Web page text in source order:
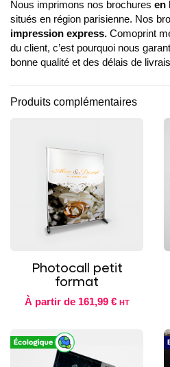
Nous imprimons nos brochures en
situés en région parisienne. Nos
impression express. Comoprint
du client, c’est pourquoi nous
bonne qualité et des délais de
Produits complémentaires
Photocall petit
format
À partir de 161,99 € HT